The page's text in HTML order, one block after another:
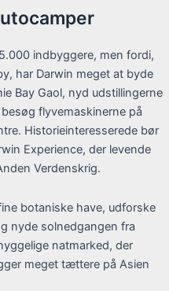
indbyggere, men fordi,
har Darwin meget at byde
Bay Gaol, nyd udstillingerne
flyvemaskinerne på
Historieinteresserede bør
Experience, der levende
Verdenskrig.
botaniske have, udforske
nyde solnedgangen fra
natmarked, der
meget tættere på Asien